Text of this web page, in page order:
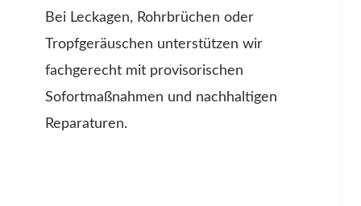
Bei Leckagen, Rohrbrüchen oder
Tropfgeräuschen unterstützen wir
fachgerecht mit provisorischen
Sofortmaßnahmen und nachhaltigen
Reparaturen.